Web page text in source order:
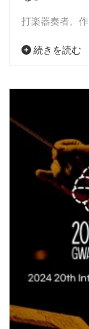
打楽器奏者、
続きを読む